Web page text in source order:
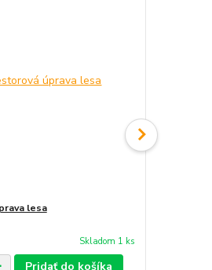
lesa
Skladom 1 ks
Pridať do košíka